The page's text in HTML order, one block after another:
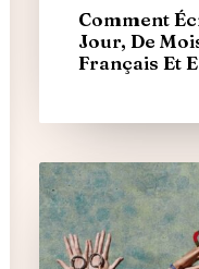
Comment
Jour, De
Français Et